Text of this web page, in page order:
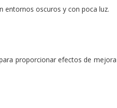
oscuros y con poca luz.
proporcionar efectos de